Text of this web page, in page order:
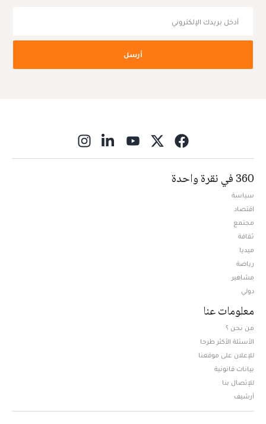
أرسل
360 في نقرة واحدة
سياسة
اقتصاد
مجتمع
ثقافة
ميديا
رياضة
مشاهير
دولي
معلومات عنا
من نحن ؟
الأسئلة الأكثر طرحا
للإعلان على موقعنا
بيانات قانونية
للإتصال بنا
أرشيف